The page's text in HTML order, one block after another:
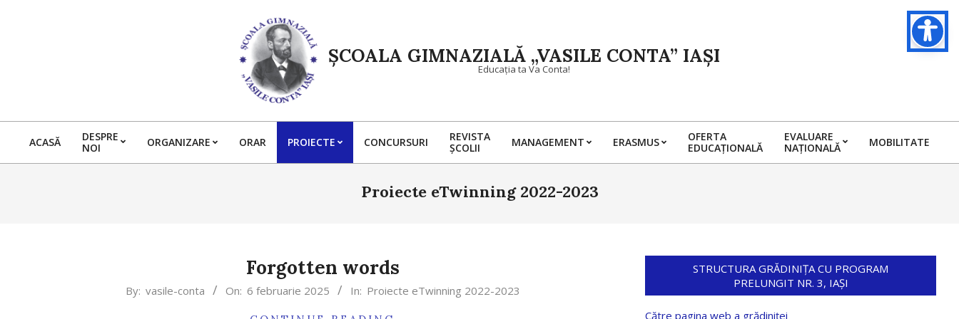
ȘCOALA GIMNAZIALĂ „VASILE CONTA” IAȘI
Educația ta Va Conta!
Primary
Menu
ACASĂ
DESPRE
NOI
ORGANIZARE ORAR PROIECTE CONCURSURI
REVISTA
ȘCOLII
MANAGEMENT ERASMUS
OFERTA
EDUCAȚIONALĂ
EVALUARE
NAȚIONALĂ
MOBILITATE
Proiecte eTwinning 2022-2023
Forgotten words
By: vasile-conta On: 6 februarie 2025 In: Proiecte eTwinning 2022-2023
STRUCTURA GRĂDINIȚA CU PROGRAM
PRELUNGIT NR. 3, IAȘI
Către pagina web a grădiniței